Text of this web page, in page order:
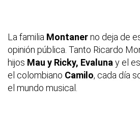
La familia Montanerno deja de
opinión pública. Tanto Ricardo
hijos Mau y Ricky, Evaluna y el
el colombiano Camilo, cada día
el mundo musical.